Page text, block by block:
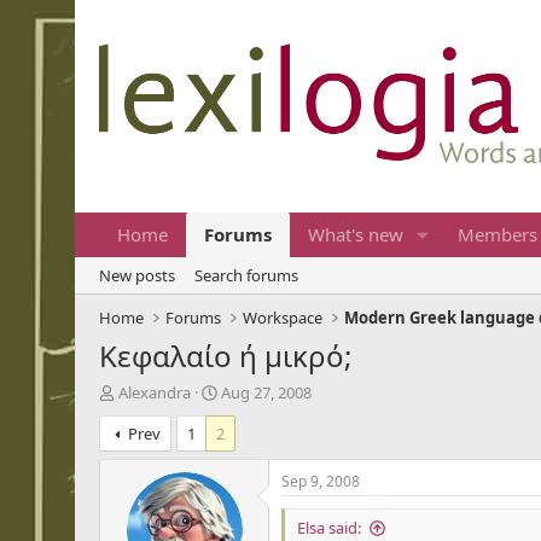
Home Forums What's new Members
New posts
Search forums
Home
Forums Workspace Modern Greek language
Κεφαλαίο ή μικρό;
T
h
r
e
Alexandra
S
t
a
r
d
a
Aug 27, 2008
Prev
1 2
Sep 9, 2008
Elsa said: